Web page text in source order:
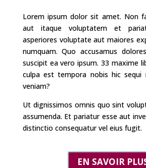
Lorem ipsum dolor sit amet. Non
aut itaque voluptatem et
asperiores voluptate aut maiores
numquam. Quo accusamus
suscipit ea vero ipsum. 33 maxime
culpa est tempora nobis hic sequi
veniam?
Ut dignissimos omnis quo sint
assumenda. Et pariatur esse aut
distinctio consequatur vel eius fugit.
EN SAVOIR